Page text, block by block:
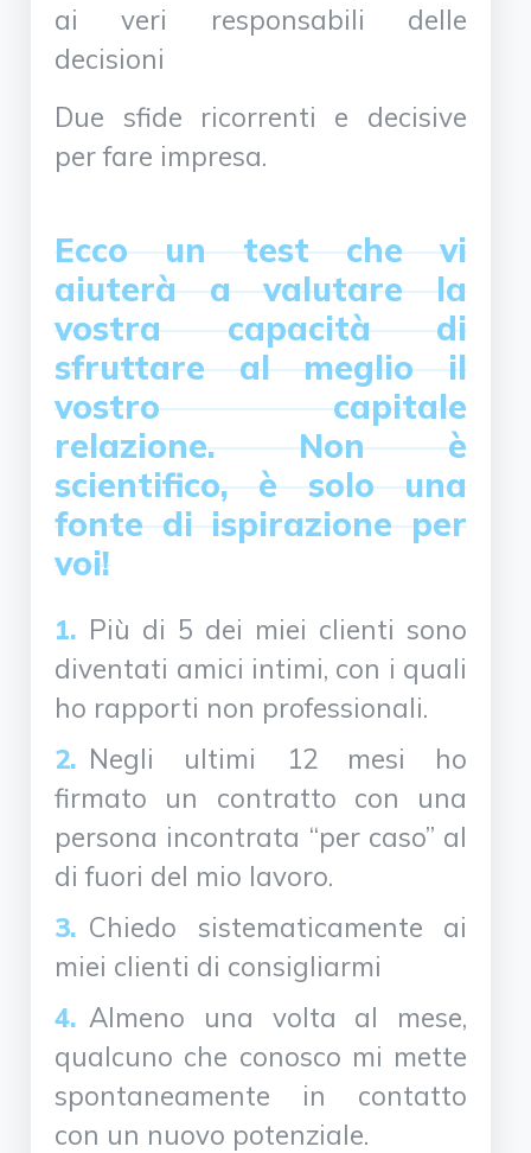
ai veri responsabili delle
decisioni
Due sfide ricorrenti e decisive
per fare impresa.
Ecco un test che vi
aiuterà a valutare la
vostra capacità di
sfruttare al meglio il
vostro capitale
relazione. Non è
scientifico, è solo una
fonte di ispirazione per
voi!
Più di 5 dei miei clienti sono
diventati amici intimi, con i quali
ho rapporti non professionali.
Negli ultimi 12 mesi ho
firmato un contratto con una
persona incontrata “per caso” al
di fuori del mio lavoro.
Chiedo sistematicamente ai
miei clienti di consigliarmi
Almeno una volta al mese,
qualcuno che conosco mi mette
spontaneamente in contatto
con un nuovo potenziale.